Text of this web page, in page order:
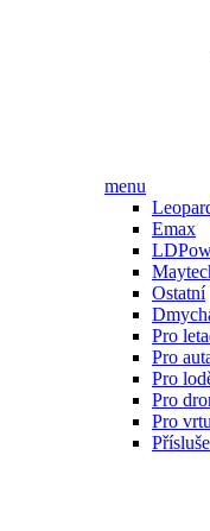
menu
Emax
Ostatní
Pro
Pro
Pro
Pro
Pro